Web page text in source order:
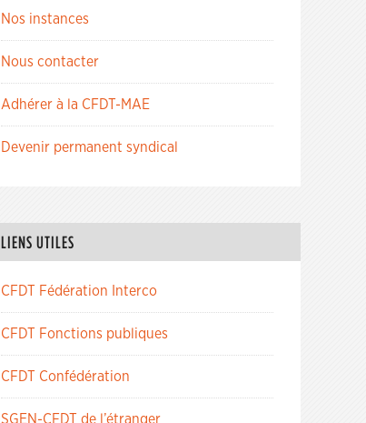
Nos instances
Nous contacter
Adhérer à la CFDT-MAE
Devenir permanent syndical
LIENS UTILES
CFDT Fédération Interco
CFDT Fonctions publiques
CFDT Confédération
SGEN-CFDT de l’étranger